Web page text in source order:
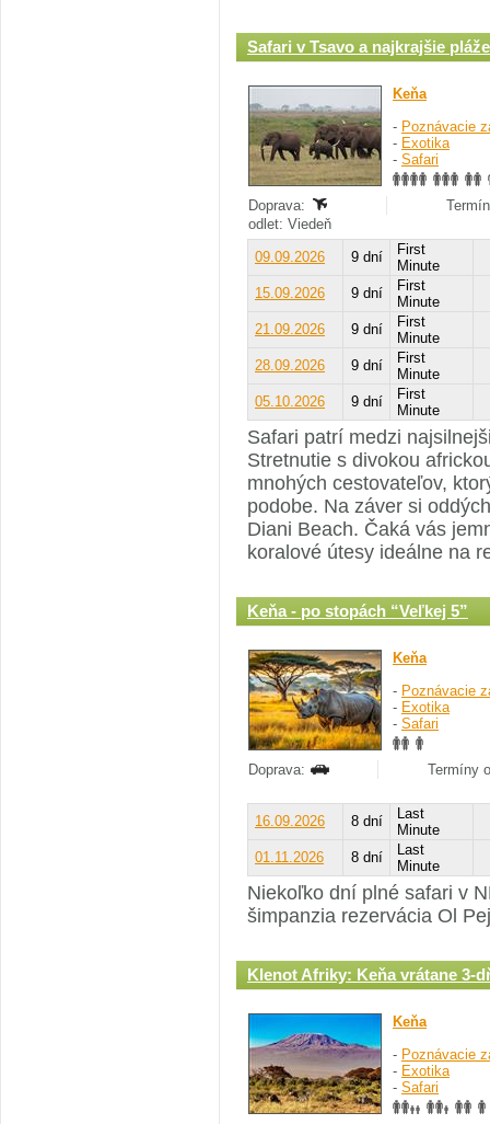
Safari v Tsavo a najkrajšie
Keňa
- Poznávacie
- Exotika
- Safari
Doprava:
odlet: Viedeň
09.09.2026
9 dní
First
Minute
15.09.2026
9 dní
First
Minute
21.09.2026
9 dní
First
Minute
28.09.2026
9 dní
First
Minute
05.10.2026
9 dní
First
Minute
Safari patrí medzi
Stretnutie s divokou
mnohých cestovateľov,
podobe. Na záver si
Diani Beach. Čaká vás
koralové útesy ideálne na
Keňa - po stopách “Veľkej 5”
Keňa
- Poznávacie
- Exotika
- Safari
Doprava: Termíny
16.09.2026 8 dní
Last
Minute
01.11.2026
8 dní
Last
Minute
Niekoľko dní plné safari v
šimpanzia rezervácia Ol
Klenot Afriky: Keňa vrátane 3-
Keňa
- Poznávacie
- Exotika
- Safari